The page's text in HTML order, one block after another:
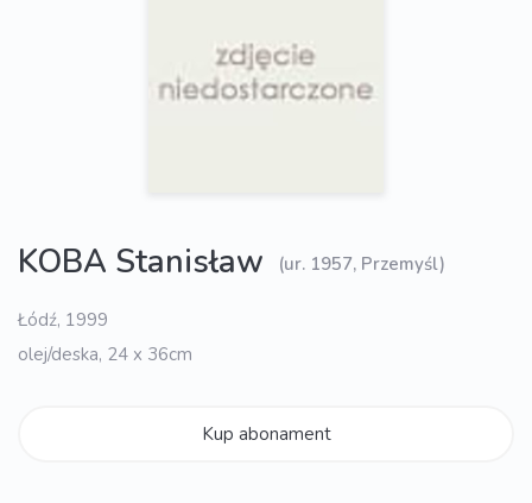
KOBA Stanisław (ur. 1957, Przemyśl)
Łódź, 1999
olej/deska, 24 x 36cm
Kup abonament